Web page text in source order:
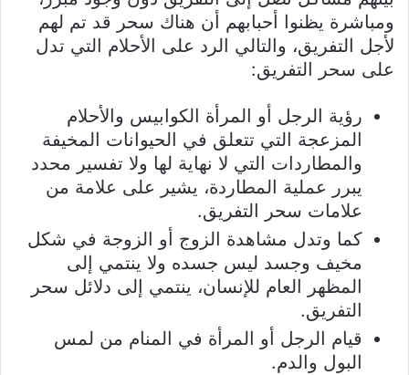
ومباشرة يظنوا أحبابهم أن هناك سحر قد تم لهم
لأجل التفريق، والتالي الرد على الأحلام التي تدل
على سحر التفريق:
رؤية الرجل أو المرأة الكوابيس والأحلام
المزعجة التي تتعلق في الحيوانات المخيفة
والمطاردات التي لا نهاية لها ولا تفسير محدد
يبرر عملية المطاردة، يشير على علامة من
علامات سحر التفريق.
كما وتدل مشاهدة الزوج أو الزوجة في شكل
مخيف وجسد ليس جسده ولا ينتمي إلى
المظهر العام للإنسان، ينتمي إلى دلائل سحر
التفريق.
قيام الرجل أو المرأة في المنام من لمس
البول والدم.